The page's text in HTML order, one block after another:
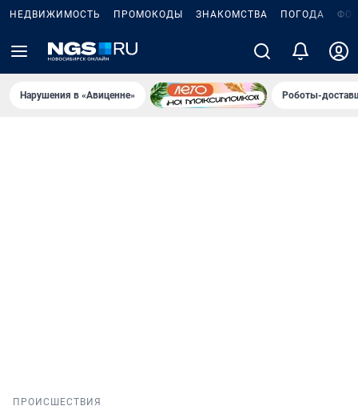
НЕДВИЖИМОСТЬ ПРОМОКОДЫ ЗНАКОМСТВА ПОГОДА
Нарушения в «Авиценне» Роботы-
ПРОИСШЕСТВИЯ